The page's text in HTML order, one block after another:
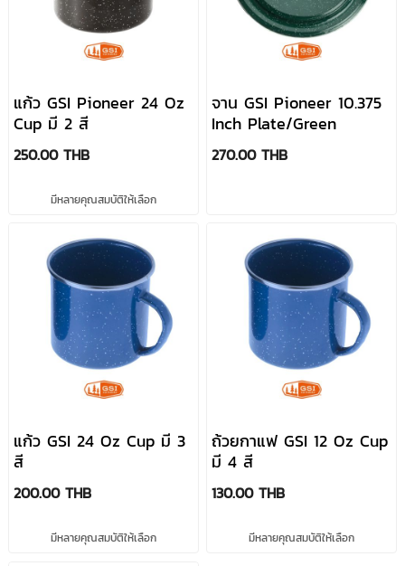
แก้ว GSI Pioneer 24 Oz
Cup มี 2 สี
250.00 THB
มีหลายคุณสมบัติให้เลือก
จาน GSI Pioneer 10.375
Inch Plate/Green
270.00 THB
แก้ว GSI 24 Oz Cup มี 3
สี
200.00 THB
มีหลายคุณสมบัติให้เลือก
ถ้วยกาแฟ GSI 12 Oz Cup
มี 4 สี
130.00 THB
มีหลายคุณสมบัติให้เลือก